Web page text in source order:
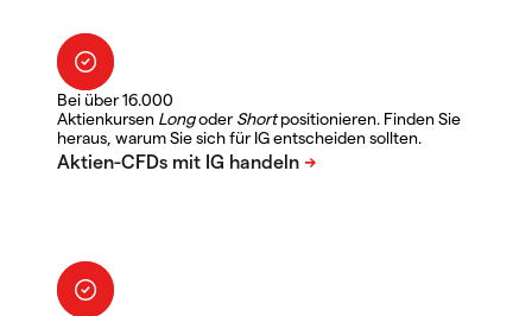
Bei über 16.000
Aktienkursen LongoderShortpositionieren. Finden Sie
heraus, warum Sie sich für IG entscheiden sollten.